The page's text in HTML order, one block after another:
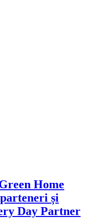
Home
și
Day Partner